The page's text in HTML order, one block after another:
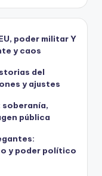
poder militar Y
y caos
del
y ajustes
soberanía,
pública
y poder político